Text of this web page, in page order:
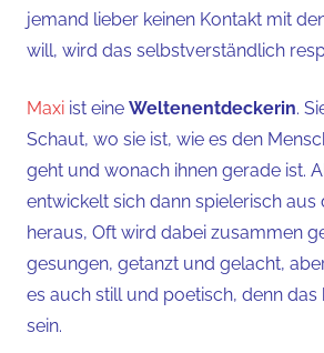
jemand lieber keinen Kontakt mit
will, wird das selbstverständlich
Maxi ist eine Weltenentdeckerin.
Schaut, wo sie ist, wie es den
geht und wonach ihnen gerade ist.
entwickelt sich dann spielerisch aus
heraus, Oft wird dabei zusammen
gesungen, getanzt und gelacht,
es auch still und poetisch, denn das
sein.